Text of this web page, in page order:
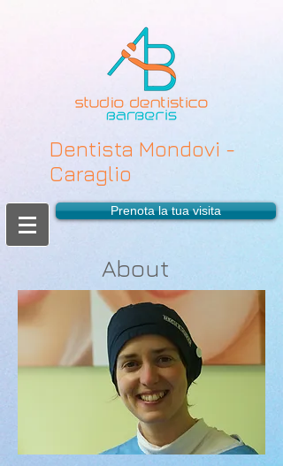
Dentista Mondovi -
Caraglio
Prenota la tua visita
About